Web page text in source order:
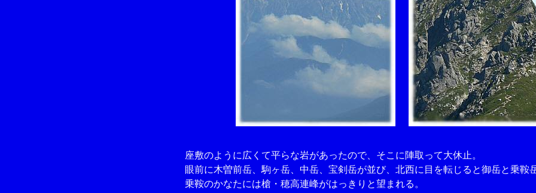
座敷のように広くて平らな岩があったので、そこに陣取って大休止。
眼前に木曽前岳、駒ヶ岳、中岳、宝剣岳が並び、北西に目を転じると御岳と乗鞍
乗鞍のかなたには槍・穂高連峰がはっきりと望まれる。